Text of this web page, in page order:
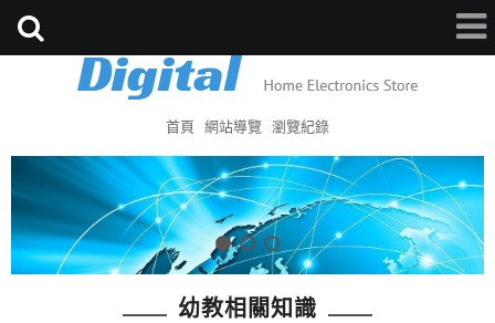
首頁 網站導覽 瀏覽紀錄
幼教相關知識